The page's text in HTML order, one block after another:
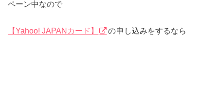
ペーン中なので
【Yahoo! JAPANカード】 の申し込みをするなら